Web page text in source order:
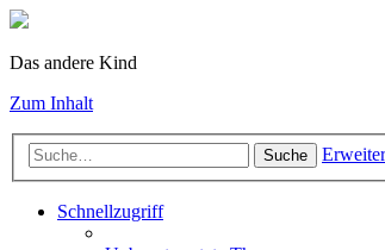
Das andere Kind
Zum Inhalt
Suche
Schnellzugriff